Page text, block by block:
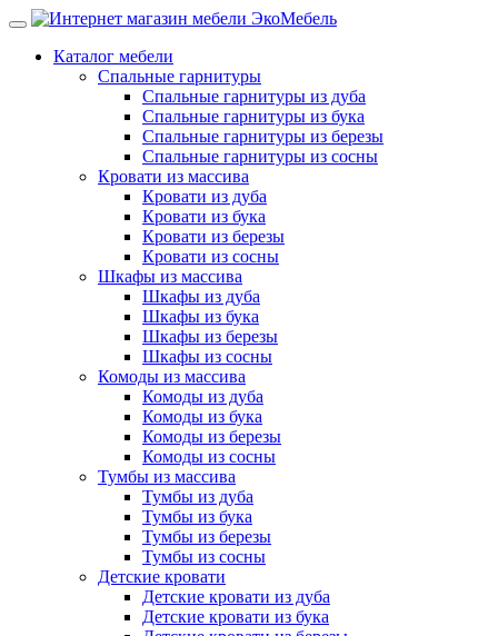
Каталог мебели
Спальные гарнитуры
Спальные гарнитуры из дуба
Спальные гарнитуры из бука
Спальные гарнитуры из березы
Спальные гарнитуры из сосны
Кровати из массива
Кровати из дуба
Кровати из бука
Кровати из березы
Кровати из сосны
Шкафы из массива
Шкафы из дуба
Шкафы из бука
Шкафы из березы
Шкафы из сосны
Комоды из массива
Комоды из дуба
Комоды из бука
Комоды из березы
Комоды из сосны
Тумбы из массива
Тумбы из дуба
Тумбы из бука
Тумбы из березы
Тумбы из сосны
Детские кровати
Детские кровати из дуба
Детские кровати из бука